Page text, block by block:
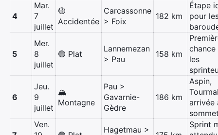
4
Mar.
7
juillet
🟡
Accidentée
Carcassonne
> Foix
182 km
Étape
pour
5
Mer.
8
juillet
🟢 Plat
Lannemezan
> Pau
158 km
les
6
Jeu.
9
juillet
🏔️
Montagne
Pau >
Gavarnie-
Gèdre
186 km
Aspin,
arrivée
Ven.
Hagetmau >
Sprint